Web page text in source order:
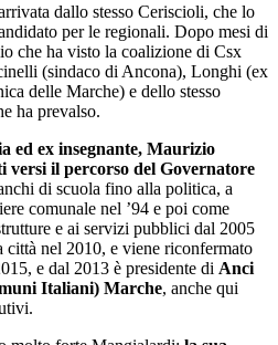
a chi gli ha criticato le
di politica regionale.
di Ceriscioli è stato
il Centro Italia nel 2016. Le
di gennaio dell’anno
Abruzzo, Umbria, Marche e anche
fronte della distruzione di buona
e la morte quasi 300 persone
successiva dell’emergenza, troppo
velocemente ai problemi
dove la campagna della ora
ha beneficiato in gran parte del
del post-terremoto da parte della